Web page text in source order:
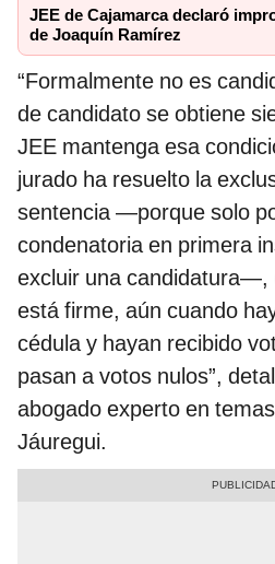
JEE de Cajamarca declaró
de Joaquín Ramírez
“Formalmente no es
de candidato se obtiene
JEE mantenga esa
jurado ha resuelto la
sentencia —porque solo
condenatoria en primera
excluir una
está firme, aún cuando
cédula y hayan recibido
pasan a votos nulos”,
abogado experto en
Jáuregui.